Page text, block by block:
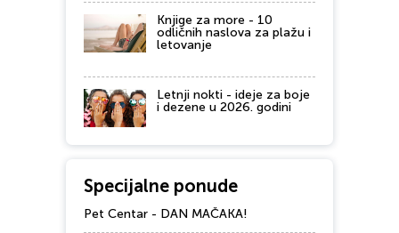
Knjige za more - 10
odličnih naslova za plažu i
letovanje
Letnji nokti - ideje za boje
i dezene u 2026. godini
Specijalne ponude
Pet Centar - DAN MAČAKA!